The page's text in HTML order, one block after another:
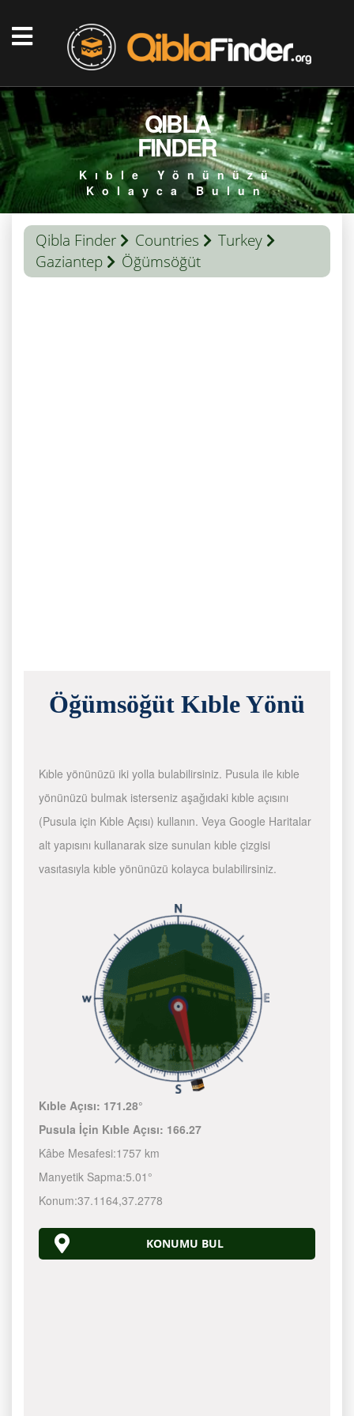
QIBLA
FINDER
Kıble Yönünüzü
Kolayca Bulun
Qibla Finder Countries
Turkey
Gaziantep
Öğümsöğüt
Öğümsöğüt Kıble Yönü
Kıble yönünüzü iki yolla bulabilirsiniz. Pusula ile kıble
yönünüzü bulmak isterseniz aşağıdaki kıble açısını
(Pusula için Kıble Açısı) kullanın. Veya Google Haritalar
alt yapısını kullanarak size sunulan kıble çizgisi
vasıtasıyla kıble yönünüzü kolayca bulabilirsiniz.
Kıble Açısı: 171.28°
Pusula İçin Kıble Açısı: 166.27
Kâbe Mesafesi:1757 km
Manyetik Sapma:5.01°
Konum:37.1164,37.2778
KONUMU BUL